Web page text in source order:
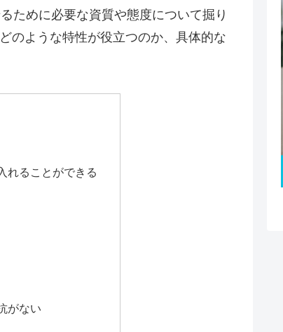
ために必要な資質や態度について掘り
のような特性が役立つのか、具体的な
れることができる
がない